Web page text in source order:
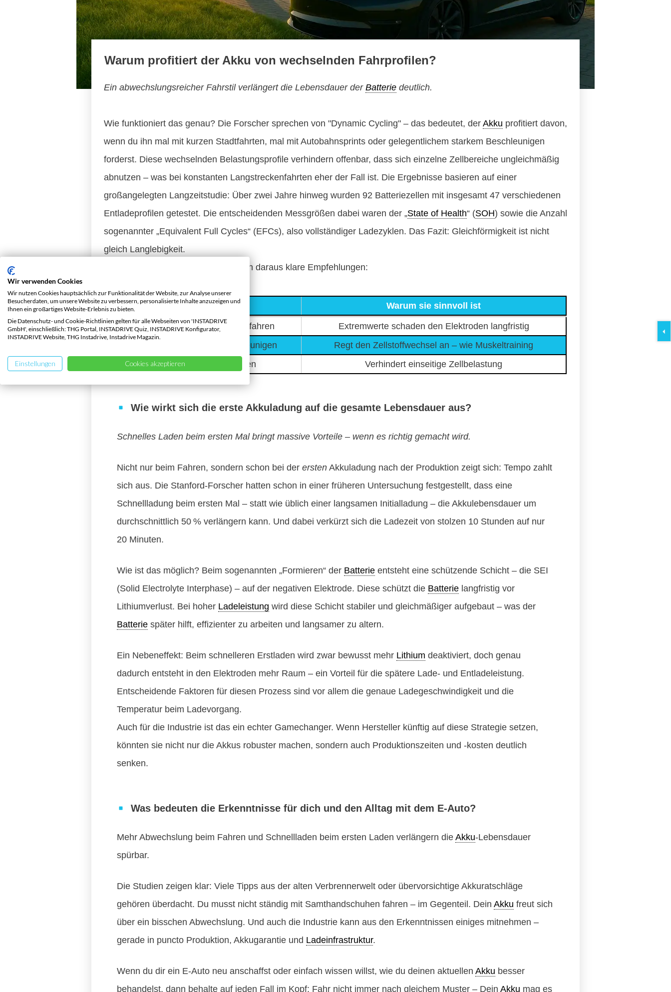
Warum profitiert der Akku von wechselnden Fahrprofilen?
Ein abwechslungsreicher Fahrstil verlängert die Lebensdauer der Batterie deutlich.
Wie funktioniert das genau? Die Forscher sprechen von "Dynamic Cycling" – das bedeutet, der Akku profitiert davon,
wenn du ihn mal mit kurzen Stadtfahrten, mal mit Autobahnsprints oder gelegentlichem starkem Beschleunigen
forderst. Diese wechselnden Belastungsprofile verhindern offenbar, dass sich einzelne Zellbereiche ungleichmäßig
abnutzen – was bei konstanten Langstreckenfahrten eher der Fall ist. Die Ergebnisse basieren auf einer
großangelegten Langzeitstudie: Über zwei Jahre hinweg wurden 92 Batteriezellen mit insgesamt 47 verschiedenen
Entladeprofilen getestet. Die entscheidenden Messgrößen dabei waren der „State of Health“ (SOH) sowie die Anzahl
sogenannter „Equivalent Full Cycles“ (EFCs), also vollständiger Ladezyklen. Das Fazit: Gleichförmigkeit ist nicht
gleich Langlebigkeit.
Auch für dich als Fahrer ergeben sich daraus klare Empfehlungen:
Empfehlung Warum sie sinnvoll ist
Nicht dauerhaft voll oder leer fahren
Extremwerte schaden den Elektroden langfristig
Zwischendurch kräftig beschleunigen
Regt den Zellstoffwechsel an – wie Muskeltraining
Abwechslungsreich fahren
Verhindert einseitige Zellbelastung
Wie wirkt sich die erste Akkuladung auf die gesamte Lebensdauer aus?
Schnelles Laden beim ersten Mal bringt massive Vorteile – wenn es richtig gemacht wird.
Nicht nur beim Fahren, sondern schon bei der ersten Akkuladung nach der Produktion zeigt sich: Tempo zahlt
sich aus. Die Stanford-Forscher hatten schon in einer früheren Untersuchung festgestellt, dass eine
Schnellladung beim ersten Mal – statt wie üblich einer langsamen Initialladung – die Akkulebensdauer um
durchschnittlich 50 % verlängern kann. Und dabei verkürzt sich die Ladezeit von stolzen 10 Stunden auf nur
20 Minuten.
Wie ist das möglich? Beim sogenannten „Formieren“ der Batterie entsteht eine schützende Schicht – die SEI
(Solid Electrolyte Interphase) – auf der negativen Elektrode. Diese schützt die Batterie langfristig vor
Lithiumverlust. Bei hoher Ladeleistung wird diese Schicht stabiler und gleichmäßiger aufgebaut – was der
Batterie später hilft, effizienter zu arbeiten und langsamer zu altern.
Ein Nebeneffekt: Beim schnelleren Erstladen wird zwar bewusst mehr Lithium deaktiviert, doch genau
dadurch entsteht in den Elektroden mehr Raum – ein Vorteil für die spätere Lade- und Entladeleistung.
Entscheidende Faktoren für diesen Prozess sind vor allem die genaue Ladegeschwindigkeit und die
Temperatur beim Ladevorgang.
Auch für die Industrie ist das ein echter Gamechanger. Wenn Hersteller künftig auf diese Strategie setzen,
könnten sie nicht nur die Akkus robuster machen, sondern auch Produktionszeiten und -kosten deutlich
senken.
Was bedeuten die Erkenntnisse für dich und den Alltag mit dem E-Auto?
Mehr Abwechslung beim Fahren und Schnellladen beim ersten Laden verlängern die Akku-Lebensdauer
spürbar.
Die Studien zeigen klar: Viele Tipps aus der alten Verbrennerwelt oder übervorsichtige Akkuratschläge
gehören überdacht. Du musst nicht ständig mit Samthandschuhen fahren – im Gegenteil. Dein Akku freut sich
über ein bisschen Abwechslung. Und auch die Industrie kann aus den Erkenntnissen einiges mitnehmen –
gerade in puncto Produktion, Akkugarantie und Ladeinfrastruktur.
Wenn du dir ein E-Auto neu anschaffst oder einfach wissen willst, wie du deinen aktuellen Akku besser
behandelst, dann behalte auf jeden Fall im Kopf: Fahr nicht immer nach gleichem Muster – Dein Akku mag es
Wir verwenden Cookies
Wir nutzen Cookies hauptsächlich zur Funktionalität der Website, zur Analyse unserer
Besucherdaten, um unsere Website zu verbessern, personalisierte Inhalte anzuzeigen und
Ihnen ein großartiges Website-Erlebnis zu bieten.
Die Datenschutz- und Cookie-Richtlinien gelten für alle Webseiten von 'INSTADRIVE
GmbH', einschließlich: THG Portal, INSTADRIVE Quiz, INSTADRIVE Konfigurator,
INSTADRIVE Website, THG Instadrive, Instadrive Magazin.
Einstellungen Cookies akzeptieren